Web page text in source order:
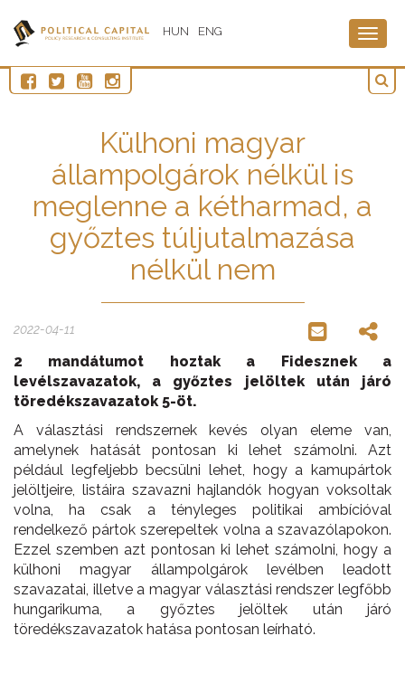
HUN ENG
Külhoni magyar
állampolgárok nélkül is
meglenne a kétharmad, a
győztes túljutalmazása
nélkül nem
2022-04-11
2 mandátumot hoztak a Fidesznek a
levélszavazatok, a győztes jelöltek után járó
töredékszavazatok 5-öt.
A választási rendszernek kevés olyan eleme van,
amelynek hatását pontosan ki lehet számolni. Azt
például legfeljebb becsülni lehet, hogy a kamupártok
jelöltjeire, listáira szavazni hajlandók hogyan voksoltak
volna, ha csak a tényleges politikai ambícióval
rendelkező pártok szerepeltek volna a szavazólapokon.
Ezzel szemben azt pontosan ki lehet számolni, hogy a
külhoni magyar állampolgárok levélben leadott
szavazatai, illetve a magyar választási rendszer legfőbb
hungarikuma, a győztes jelöltek után járó
töredékszavazatok hatása pontosan leírható.